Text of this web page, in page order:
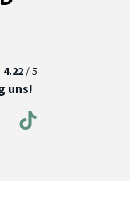
4.22 / 5
uns!